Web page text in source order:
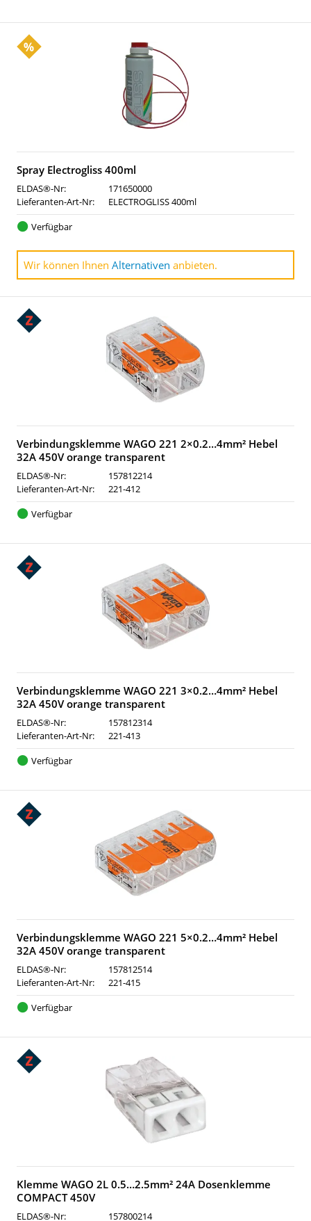
Spray Electrogliss 400ml
ELDAS®-Nr:
171650000
Lieferanten-Art-Nr:
ELECTROGLISS 400ml
Verfügbar
Wir können Ihnen Alternativen anbieten.
Verbindungsklemme WAGO 221 2×0.2…4mm² Hebel
32A 450V orange transparent
ELDAS®-Nr:
157812214
Lieferanten-Art-Nr:
221-412
Verfügbar
Verbindungsklemme WAGO 221 3×0.2…4mm² Hebel
32A 450V orange transparent
ELDAS®-Nr:
157812314
Lieferanten-Art-Nr:
221-413
Verfügbar
Verbindungsklemme WAGO 221 5×0.2…4mm² Hebel
32A 450V orange transparent
ELDAS®-Nr:
157812514
Lieferanten-Art-Nr:
221-415
Verfügbar
Klemme WAGO 2L 0.5…2.5mm² 24A Dosenklemme
COMPACT 450V
ELDAS®-Nr: 157800214